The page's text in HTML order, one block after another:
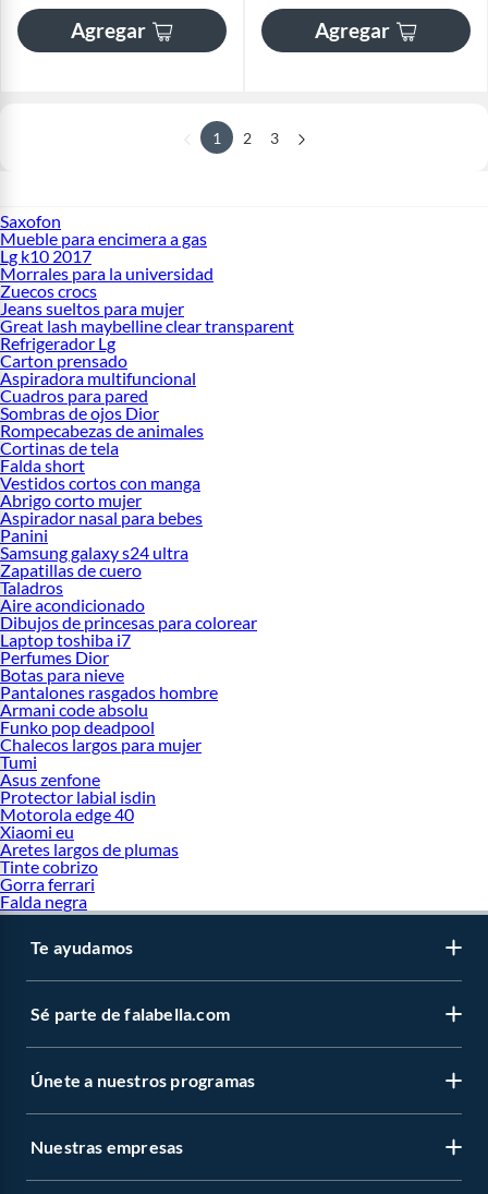
Agregar Agregar
1 2 3
Saxofon
Mueble para encimera a gas
Lg k10 2017
Morrales para la universidad
Zuecos crocs
Jeans sueltos para mujer
Great lash maybelline clear transparent
Refrigerador Lg
Carton prensado
Aspiradora multifuncional
Cuadros para pared
Sombras de ojos Dior
Rompecabezas de animales
Cortinas de tela
Falda short
Vestidos cortos con manga
Abrigo corto mujer
Aspirador nasal para bebes
Panini
Samsung galaxy s24 ultra
Zapatillas de cuero
Taladros
Aire acondicionado
Dibujos de princesas para colorear
Laptop toshiba i7
Perfumes Dior
Botas para nieve
Pantalones rasgados hombre
Armani code absolu
Funko pop deadpool
Chalecos largos para mujer
Tumi
Asus zenfone
Protector labial isdin
Motorola edge 40
Xiaomi eu
Aretes largos de plumas
Tinte cobrizo
Gorra ferrari
Falda negra
Te ayudamos
Sé parte de falabella.com
Únete a nuestros programas
Nuestras empresas